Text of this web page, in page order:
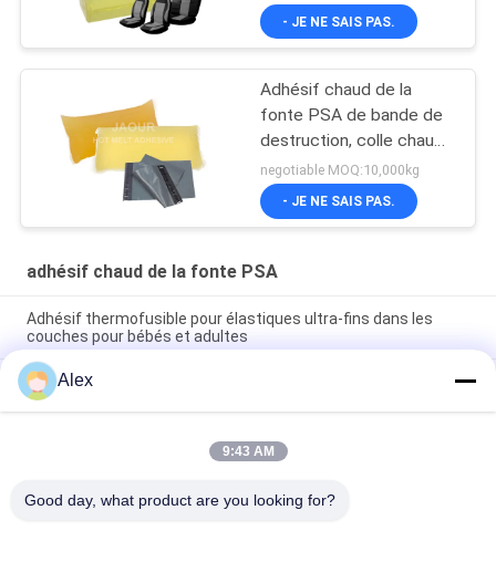
- JE NE SAIS PAS.
Adhésif chaud de la
fonte PSA de bande de
destruction, colle chaude
de la fonte PSA de
bande de destruction
negotiable MOQ:10,000kg
- JE NE SAIS PAS.
adhésif chaud de la fonte PSA
Adhésif thermofusible pour élastiques ultra-fins dans les
couches pour bébés et adultes
Colle chaude de fonte pour la couche-culotte faisant la colle
de construction pour la production de la couche-culotte de
bébé
Premium Grade Positioning Hot Melt PSA for lady sanitary
Alex
9:43 AM
Good day, what product are you looking for?